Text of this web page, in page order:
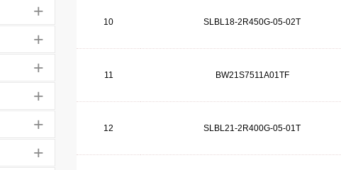
+
+
+
+
+
+
10 SLBL18-2R450G-05-02T
11 BW21S7511A01TF
12 SLBL21-2R400G-05-01T